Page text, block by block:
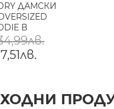
ДАМСКИ
В